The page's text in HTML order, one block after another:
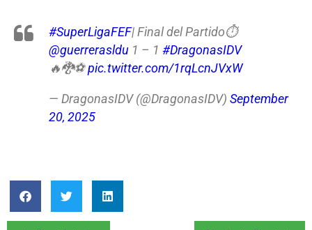
#SuperLigaFEF| Final del Partido⏱️
@guerrerasldu 1 – 1 #DragonasIDV
🔥🐉⚽pic.twitter.com/1rqLcnJVxW
— DragonasIDV (@DragonasIDV) September
20, 2025